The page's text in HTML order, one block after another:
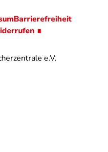
e.V.
Barrierefreiheit
∎